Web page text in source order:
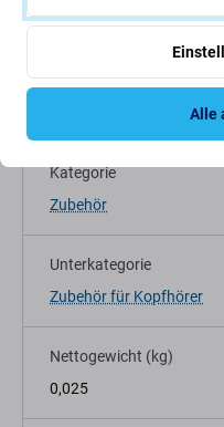
Kategorie
Zubehör
Unterkategorie
Zubehör für Kopfhörer
Nettogewicht (kg)
0,025
Alle